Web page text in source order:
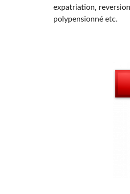
expatriation,
polypensionné etc.